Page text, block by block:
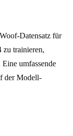
Datensatz für
zu trainieren,
umfassende
der Modell-